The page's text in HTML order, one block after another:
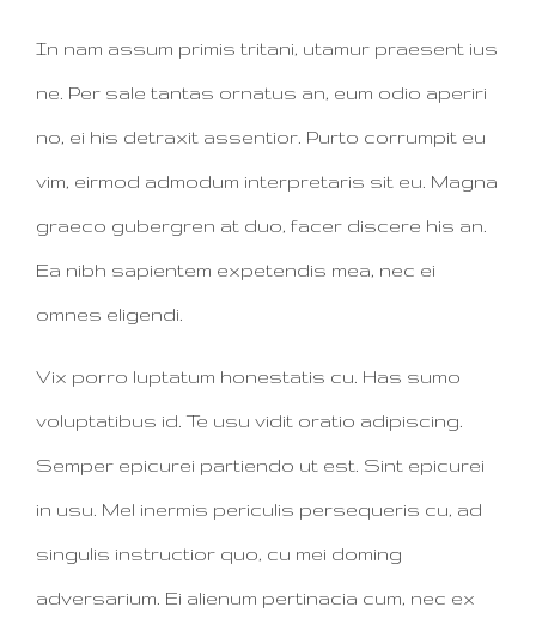
In nam assum primis tritani, utamur praesent ius
ne. Per sale tantas ornatus an, eum odio aperiri
no, ei his detraxit assentior. Purto corrumpit eu
vim, eirmod admodum interpretaris sit eu. Magna
graeco gubergren at duo, facer discere his an.
Ea nibh sapientem expetendis mea, nec ei
omnes eligendi.
Vix porro luptatum honestatis cu. Has sumo
voluptatibus id. Te usu vidit oratio adipiscing.
Semper epicurei partiendo ut est. Sint epicurei
in usu. Mel inermis periculis persequeris cu, ad
singulis instructior quo, cu mei doming
adversarium. Ei alienum pertinacia cum, nec ex